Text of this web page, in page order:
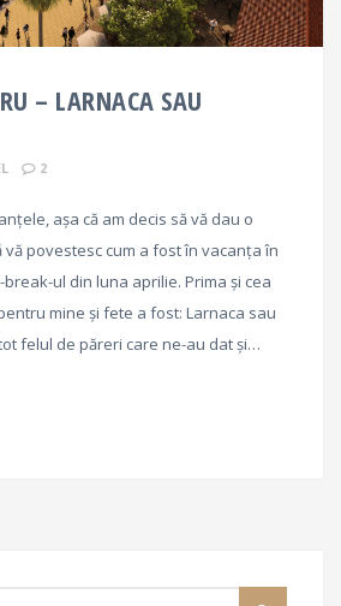
– LARNACA SAU
2
așa că am decis să vă dau o
vă povestesc cum a fost în vacanța în
break-ul din luna aprilie. Prima și cea
mine și fete a fost: Larnaca sau
felul de păreri care ne-au dat și…